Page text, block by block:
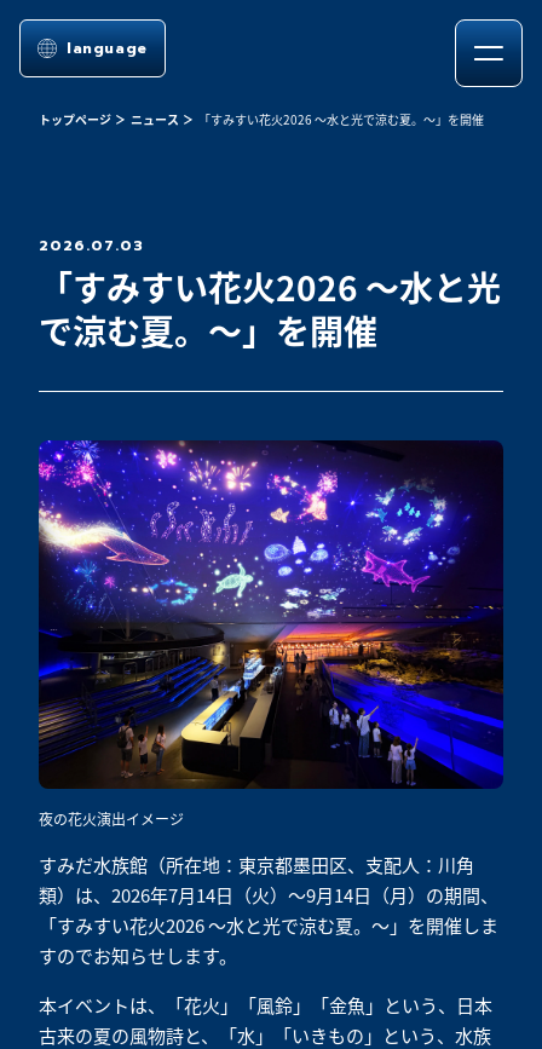
language
トップページ ニュース 「すみすい花火2026 ～水と光で涼む夏。～」を開催
2026.07.03
「すみすい花火2026 ～水と光
で涼む夏。～」を開催
夜の花火演出イメージ
すみだ水族館（所在地：東京都墨田区、支配人：川角
類）は、2026年7月14日（火）～9月14日（月）の期間、
「すみすい花火2026 ～水と光で涼む夏。～」を開催しま
すのでお知らせします。
本イベントは、「花火」「風鈴」「金魚」という、日本
古来の夏の風物詩と、「水」「いきもの」という、水族